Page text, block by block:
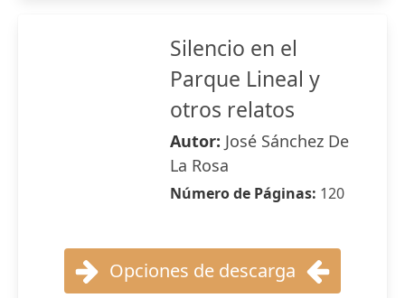
Silencio en el
Parque Lineal y
otros relatos
Autor: José Sánchez De
La Rosa
Número de Páginas: 120
Opciones de descarga